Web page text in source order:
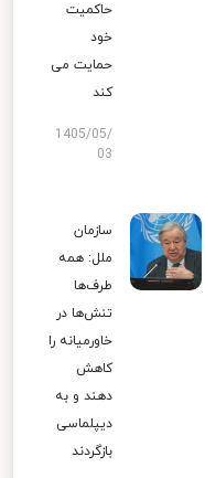
حاکمیت
خود
حمایت می
کند
1405/05/
03
سازمان
ملل: همه
طرف‌ها
تنش‌ها در
خاورمیانه را
کاهش
دهند و به
دیپلماسی
بازگردند